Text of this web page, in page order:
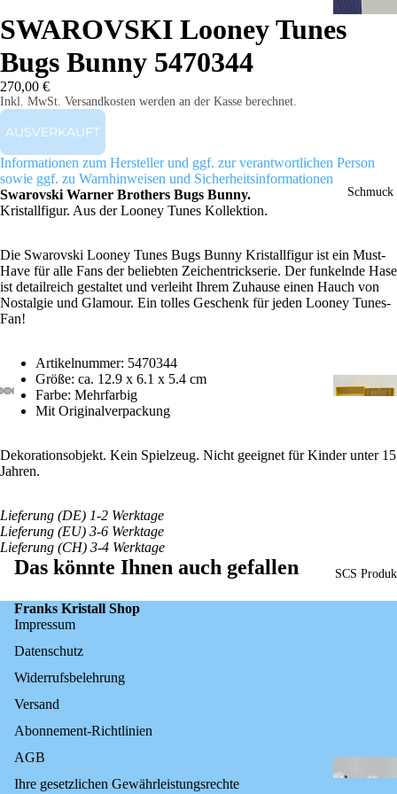
Schmuck
SCS
SWAROVSKI Looney Tunes
Bugs Bunny 5470344
270,00 €
Inkl. MwSt. Versandkosten werden an der Kasse berechnet.
AUSVERKAUFT
Informationen zum Hersteller und ggf. zur verantwortlichen Person
sowie ggf. zu Warnhinweisen und Sicherheitsinformationen
Swarovski Warner Brothers Bugs Bunny.
Kristallfigur. Aus der Looney Tunes Kollektion.
Die Swarovski Looney Tunes Bugs Bunny Kristallfigur ist ein Must-
Have für alle Fans der beliebten Zeichentrickserie. Der funkelnde Hase
ist detailreich gestaltet und verleiht Ihrem Zuhause einen Hauch von
Nostalgie und Glamour. Ein tolles Geschenk für jeden Looney Tunes-
Fan!
Artikelnummer: 5470344
Größe: ca. 12.9 x 6.1 x 5.4 cm
Farbe: Mehrfarbig
Mit Originalverpackung
Dekorationsobjekt. Kein Spielzeug. Nicht geeignet für Kinder unter 15
Jahren.
Lieferung (DE) 1-2 Werktage
Lieferung (EU) 3-6 Werktage
Lieferung (CH) 3-4 Werktage
Das könnte Ihnen auch gefallen
Franks Kristall Shop
Impressum
Datenschutz
Widerrufsbelehrung
Versand
Abonnement-Richtlinien
AGB
Ihre gesetzlichen Gewährleistungsrechte